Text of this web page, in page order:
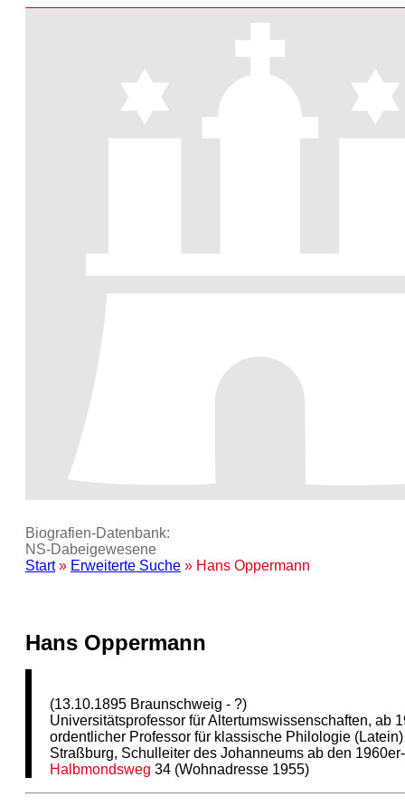
Biografien-Datenbank:
NS‑Dabeigewesene
Start» Erweiterte Suche » Hans Oppermann
Hans Oppermann
(13.10.1895 Braunschweig - ?)
Universitätsprofessor für Altertumswissenschaften, ab
ordentlicher Professor für klassische Philologie
Straßburg, Schulleiter des Johanneums ab den
Halbmondsweg 34 (Wohnadresse 1955)